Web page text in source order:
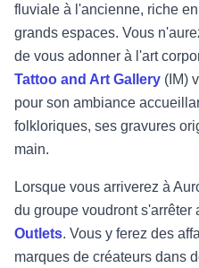
fluviale à l'ancienne, riche
grands espaces. Vous
de vous adonner à l'art
Tattoo and Art Gallery (IM)
pour son ambiance
folkloriques, ses gravures
main.
Lorsque vous arriverez à
du groupe voudront s'arrêter
Outlets. Vous y ferez des
marques de créateurs dans